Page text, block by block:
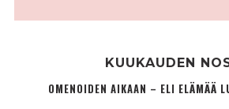
KUUKAUDEN
OMENOIDEN AIKAAN – ELI ELÄMÄÄ